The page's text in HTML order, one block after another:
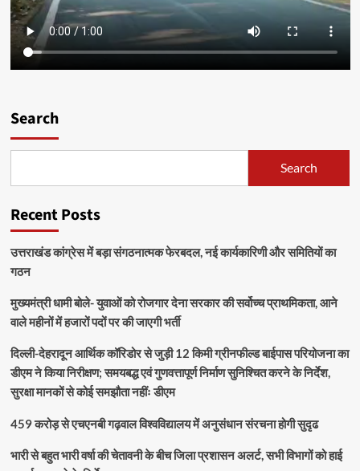
Search
Search
Recent Posts
उत्तराखंड कांग्रेस में बड़ा संगठनात्मक फेरबदल, नई कार्यकारिणी और समितियों का
गठन
मुख्यमंत्री धामी बोले- युवाओं को रोजगार देना सरकार की सर्वोच्च प्राथमिकता, आने
वाले महीनों में हजारों पदों पर की जाएगी भर्ती
दिल्ली-देहरादून आर्थिक कॉरिडोर से जुड़ी 12 किमी ग्रीनफील्ड बाईपास परियोजना का
डीएम ने किया निरीक्षण; समयबद्ध एवं गुणवत्तापूर्ण निर्माण सुनिश्चित करने के निर्देश,
सुरक्षा मानकों से कोई समझौता नहींः डीएम
459 करोड़ से एचएनबी गढ़वाल विश्वविद्यालय में अनुसंधान संरचना होगी सुदृढ
भारी से बहुत भारी वर्षा की चेतावनी के बीच जिला प्रशासन अलर्ट, सभी विभागों को हाई